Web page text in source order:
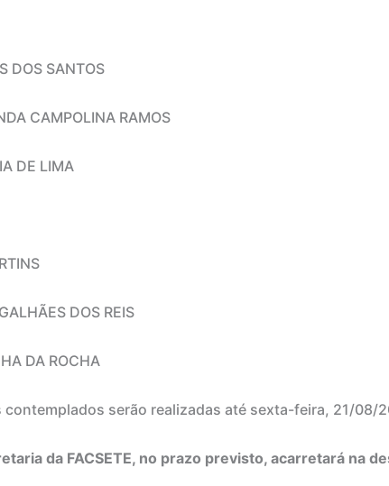
DOS SANTOS
CAMPOLINA RAMOS
DE LIMA
DOS REIS
DA ROCHA
serão realizadas até sexta-feira, 21/08/
da FACSETE, no prazo previsto, acarretará na